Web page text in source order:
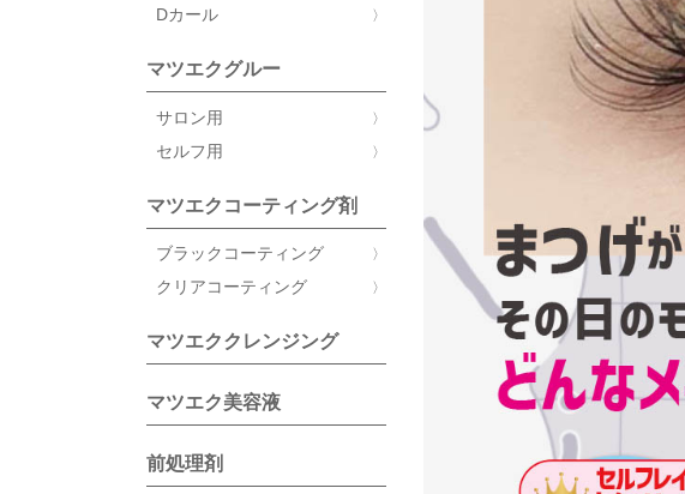
Dカール
マツエクグルー
サロン用
セルフ用
マツエクコーティング剤
ブラックコーティング
クリアコーティング
マツエククレンジング
マツエク美容液
前処理剤